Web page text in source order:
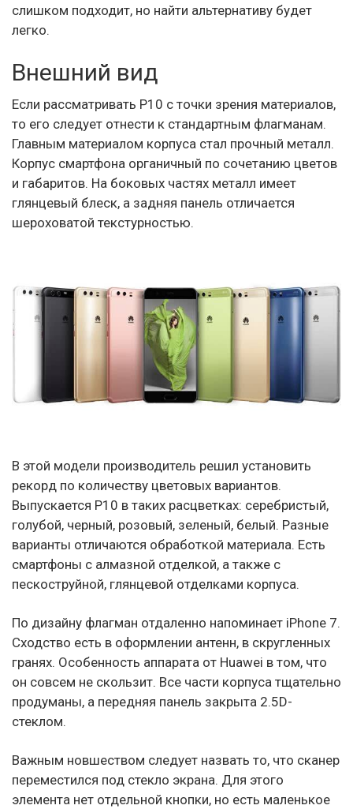
слишком подходит, но найти альтернативу будет
легко.
Внешний вид
Если рассматривать P10 с точки зрения материалов,
то его следует отнести к стандартным флагманам.
Главным материалом корпуса стал прочный металл.
Корпус смартфона органичный по сочетанию цветов
и габаритов. На боковых частях металл имеет
глянцевый блеск, а задняя панель отличается
шероховатой текстурностью.
В этой модели производитель решил установить
рекорд по количеству цветовых вариантов.
Выпускается P10 в таких расцветках: серебристый,
голубой, черный, розовый, зеленый, белый. Разные
варианты отличаются обработкой материала. Есть
смартфоны с алмазной отделкой, а также с
пескоструйной, глянцевой отделками корпуса.
По дизайну флагман отдаленно напоминает iPhone 7.
Сходство есть в оформлении антенн, в скругленных
гранях. Особенность аппарата от Huawei в том, что
он совсем не скользит. Все части корпуса тщательно
продуманы, а передняя панель закрыта 2.5D-
стеклом.
Важным новшеством следует назвать то, что сканер
переместился под стекло экрана. Для этого
элемента нет отдельной кнопки, но есть маленькое